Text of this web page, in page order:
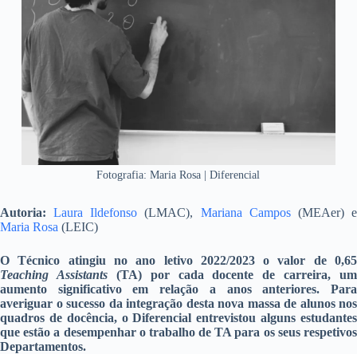
Fotografia: Maria Rosa | Diferencial
Autoria: Laura Ildefonso (LMAC), Mariana Campos(MEAer) e
Maria Rosa (LEIC)
O Técnico atingiu no ano letivo 2022/2023 o valor de 0,65
Teaching Assistants(TA) por cada docente de carreira, um
aumento significativo em relação a anos anteriores. Para
averiguar o sucesso da integração desta nova massa de alunos nos
quadros de docência, o Diferencial entrevistou alguns estudantes
que estão a desempenhar o trabalho de TA para os seus respetivos
Departamentos.